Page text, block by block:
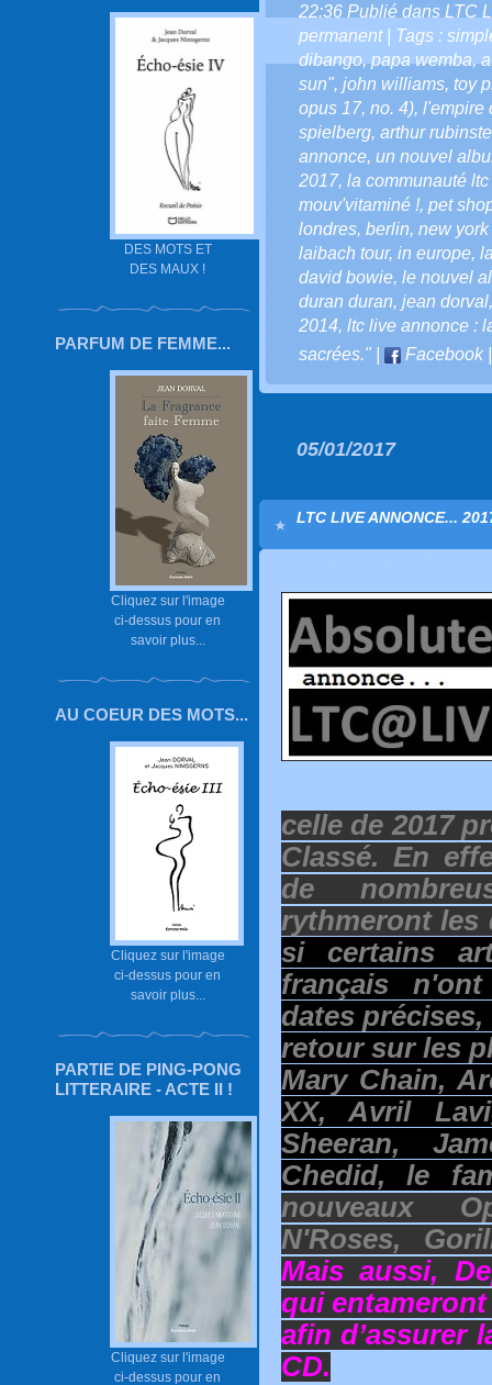
DES MOTS ET
DES MAUX !
PARFUM DE FEMME...
Cliquez sur l'image
ci-dessus pour en
savoir plus...
AU COEUR DES MOTS...
Cliquez sur l'image
ci-dessus pour en
savoir plus...
PARTIE DE PING-PONG
LITTERAIRE - ACTE II !
Cliquez sur l'image
ci-dessus pour en
22:36 Publié dans LTC
permanent| Tags :
dibango,papa wemba,
sun", john williams, toy
opus 17, no. 4), l'empire
spielberg, arthur
annonce, un nouvel
2017, la communauté
mouv'vitaminé !, pet
londres, berlin, new
laibach tour, in europe,
david bowie, le nouvel
duran duran, jean dorval
2014, ltc live annonce :
sacrées."
Facebook
05/01/2017
LTC LIVE ANNONCE...
celle de 2017
Classé. En
de
rythmeront
si certains
français
dates
retour sur les
Mary Chain,
XX, Avril
Sheeran,
Chedid, le
nouveaux
N'Roses,
Mais aussi,
qui
afin d’assurer
CD.